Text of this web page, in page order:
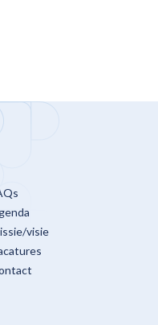
visie